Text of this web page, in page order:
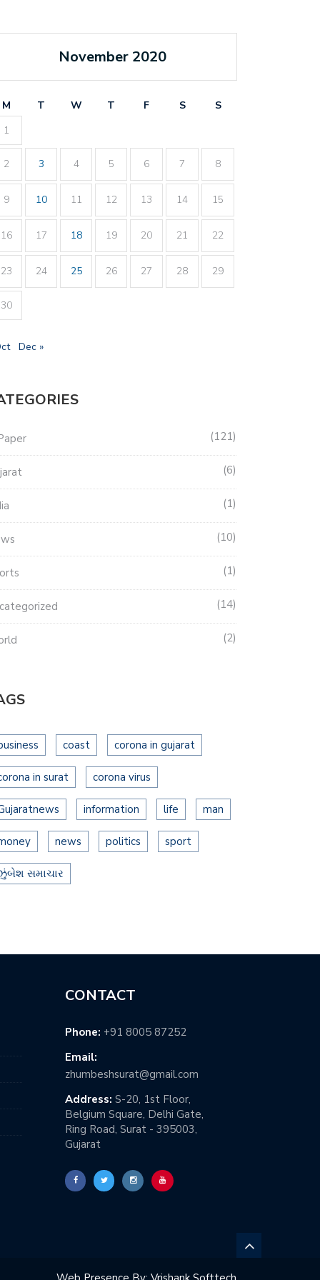
November 2020
M T W T F S
S
1
2 3 4 5 6 7 8
9 10 11 12 13 14 15
16 17 18 19 20 21 22
23 24 25 26 27 28 29
30
Dec »
121
6
1
10
1
14
2
coast corona in gujarat
in surat corona virus
information life man
news politics sport
સમાચાર
CONTACT
Phone: +91 8005 87252
Email:
zhumbeshsurat@gmail.com
Address: S-20, 1st Floor,
Belgium Square, Delhi Gate,
Ring Road, Surat - 395003,
Gujarat